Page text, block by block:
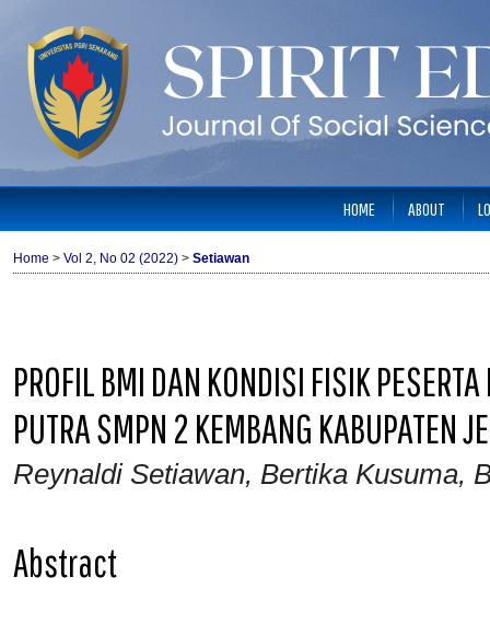
HOME ABOUT
Home > Vol 2, No 02 (2022) > Setiawan
PROFIL BMI DAN KONDISI FISIK
PUTRA SMPN 2 KEMBANG KABUPATEN
Reynaldi Setiawan, Bertika Kusuma,
Abstract